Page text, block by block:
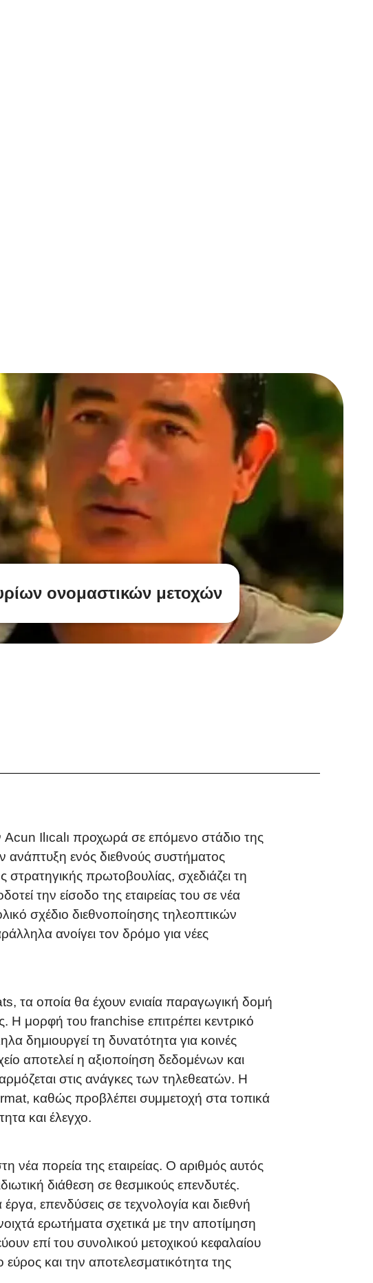
ονομαστικών μετοχών
Ilıcalı προχωρά σε επόμενο στάδιο της
ενός διεθνούς συστήματος
πρωτοβουλίας, σχεδιάζει τη
την είσοδο της εταιρείας του σε νέα
σχέδιο διεθνοποίησης τηλεοπτικών
ανοίγει τον δρόμο για νέες
τα οποία θα έχουν ενιαία παραγωγική δομή
Η μορφή του franchise επιτρέπει κεντρικό
δημιουργεί τη δυνατότητα για κοινές
αποτελεί η αξιοποίηση δεδομένων και
στις ανάγκες των τηλεθεατών. Η
καθώς προβλέπει συμμετοχή στα τοπικά
και έλεγχο.
νέα πορεία της εταιρείας. Ο αριθμός αυτός
διάθεση σε θεσμικούς επενδυτές.
επενδύσεις σε τεχνολογία και διεθνή
ερωτήματα σχετικά με την αποτίμηση
επί του συνολικού μετοχικού κεφαλαίου
και την αποτελεσματικότητα της